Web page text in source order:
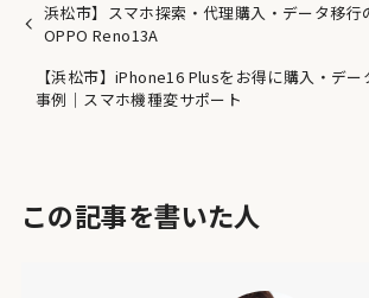
浜松市】スマホ探索・代理購入・データ移行
OPPO Reno13A
【浜松市】iPhone16 Plusをお得に購入・デ
事例｜スマホ機種変サポート
この記事を書いた人